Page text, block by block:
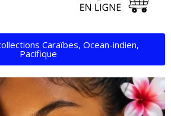
Caraïbes, Ocean-indien,
Pacifique